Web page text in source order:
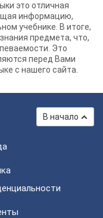
это отличная
информацию,
учебнике. В итоге,
предмета, что,
Это
перед Вами
с нашего сайта.
В начало